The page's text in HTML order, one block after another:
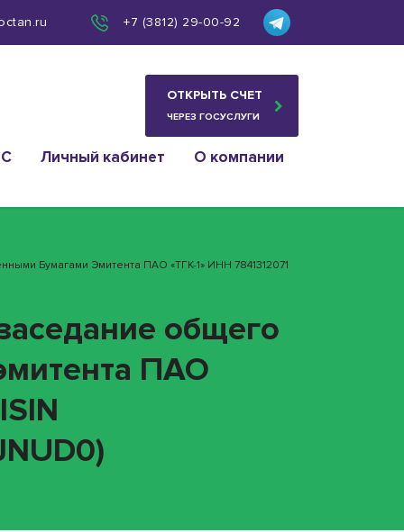
+7 (3812) 29-00-92
ОТКРЫТЬ СЧЕТ
ЧЕРЕЗ ГОСУСЛУГИ
Личный кабинет О компании
Бумагами Эмитента ПАО «ТГК-1» ИНН 7841312071
общего
ПАО